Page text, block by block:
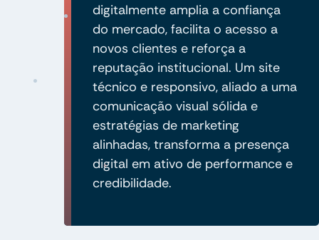
digitalmente amplia a confiança
do mercado, facilita o acesso a
novos clientes e reforça a
reputação institucional. Um site
técnico e responsivo, aliado a uma
comunicação visual sólida e
estratégias de marketing
alinhadas, transforma a presença
digital em ativo de performance e
credibilidade.